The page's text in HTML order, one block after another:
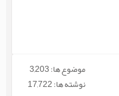
موضوع ها: 3,203
نوشته ها: 17,722